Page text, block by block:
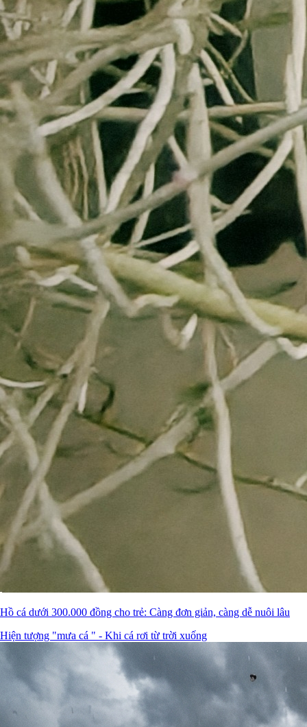
Hồ cá dưới 300.000 đồng cho trẻ: Càng đơn giản, càng dễ nuôi lâu
Hiện tượng "mưa cá " - Khi cá rơi từ trời xuống